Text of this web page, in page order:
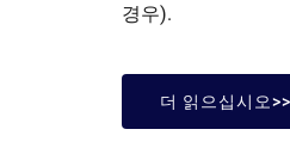
경우).
더 읽으십시오>>